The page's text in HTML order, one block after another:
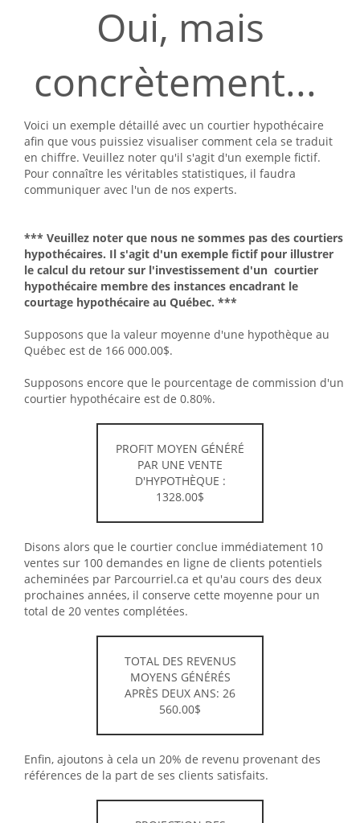
Oui, mais
concrètement...
Voici un exemple détaillé avec un courtier hypothécaire
afin que vous puissiez visualiser comment cela se traduit
en chiffre. Veuillez noter qu'il s'agit d'un exemple fictif.
Pour connaître les véritables statistiques, il faudra
communiquer avec l'un de nos experts.
*** Veuillez noter que nous ne sommes pas des courtiers
hypothécaires. Il s'agit d'un exemple fictif pour illustrer
le calcul du retour sur l'investissement d'un courtier
hypothécaire membre des instances encadrant le
courtage hypothécaire au Québec. ***
Supposons que la valeur moyenne d'une hypothèque au
Québec est de 166 000.00$.
Supposons encore que le pourcentage de commission d'un
courtier hypothécaire est de 0.80%.
PROFIT MOYEN GÉNÉRÉ
PAR UNE VENTE
D'HYPOTHÈQUE :
1328.00$
Disons alors que le courtier conclue immédiatement 10
ventes sur 100 demandes en ligne de clients potentiels
acheminées par Parcourriel.ca et qu'au cours des deux
prochaines années, il conserve cette moyenne pour un
total de 20 ventes complétées.
TOTAL DES REVENUS
MOYENS GÉNÉRÉS
APRÈS DEUX ANS: 26
560.00$
Enfin, ajoutons à cela un 20% de revenu provenant des
références de la part de ses clients satisfaits.